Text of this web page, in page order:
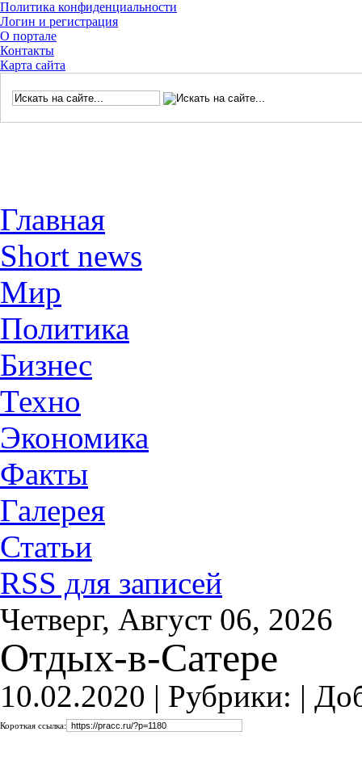
Политика конфиденциальности
Логин и регистрация
О портале
Контакты
Карта сайта
Главная
Short news
Мир
Политика
Бизнес
Техно
Экономика
Факты
Галерея
Статьи
RSS для записей
Четверг, Август 06, 2026
Отдых-в-Сатере
10.02.2020 | Рубрики: |
Короткая ссылка: